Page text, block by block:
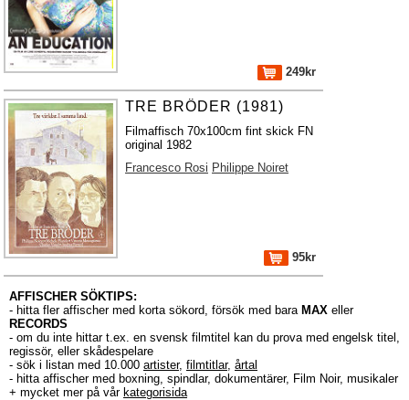
249kr
TRE BRÖDER (1981)
Filmaffisch 70x100cm fint skick FN
original 1982
Francesco Rosi Philippe Noiret
95kr
AFFISCHER SÖKTIPS:
- hitta fler affischer med korta sökord, försök med bara MAX eller
RECORDS
- om du inte hittar t.ex. en svensk filmtitel kan du prova med engelsk titel,
regissör, eller skådespelare
- sök i listan med 10.000 artister, filmtitlar, årtal
- hitta affischer med boxning, spindlar, dokumentärer, Film Noir, musikaler
+ mycket mer på vår kategorisida